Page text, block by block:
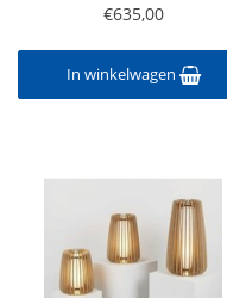
€635,00
In winkelwagen